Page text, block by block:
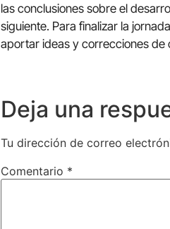
las conclusiones sobre el
siguiente. Para finalizar la
aportar ideas y correcciones de
Deja una
Tu dirección de correo
Comentario *